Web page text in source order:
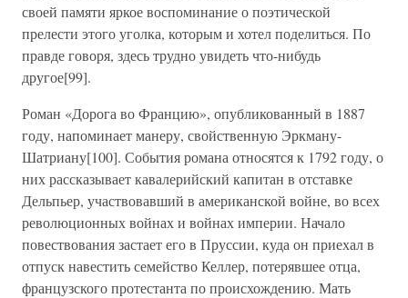
своей памяти яркое воспоминание о поэтической
прелести этого уголка, которым и хотел поделиться. По
правде говоря, здесь трудно увидеть что-нибудь
другое[99].
Роман «Дорога во Францию», опубликованный в 1887
году, напоминает манеру, свойственную Эркману-
Шатриану[100]. События романа относятся к 1792 году, о
них рассказывает кавалерийский капитан в отставке
Дельпьер, участвовавший в американской войне, во всех
революционных войнах и войнах империи. Начало
повествования застает его в Пруссии, куда он приехал в
отпуск навестить семейство Келлер, потерявшее отца,
французского протестанта по происхождению. Мать